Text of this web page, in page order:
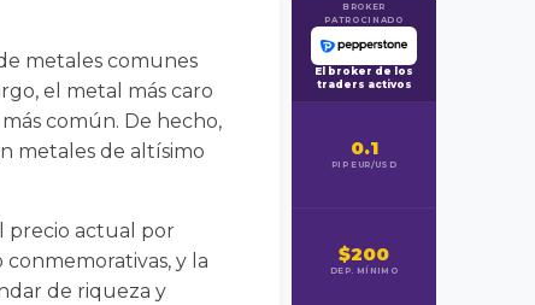
metales comunes
el metal más caro
común. De hecho,
metales de altísimo
precio actual por
y la
de riqueza y
BROKER
PATROCINADO
El broker de los
traders activos
0.1
PIP EUR/USD
$200
DEP. MÍNIMO